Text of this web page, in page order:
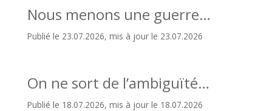
Nous menons une guerre…
Publié le 23.07.2026, mis à jour le 23.07.2026
On ne sort de l’ambiguïté…
Publié le 18.07.2026, mis à jour le 18.07.2026